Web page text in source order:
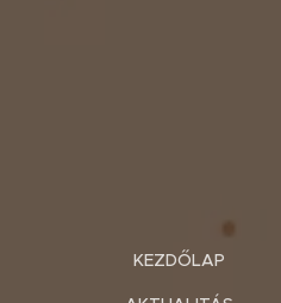
KEZDŐLAP